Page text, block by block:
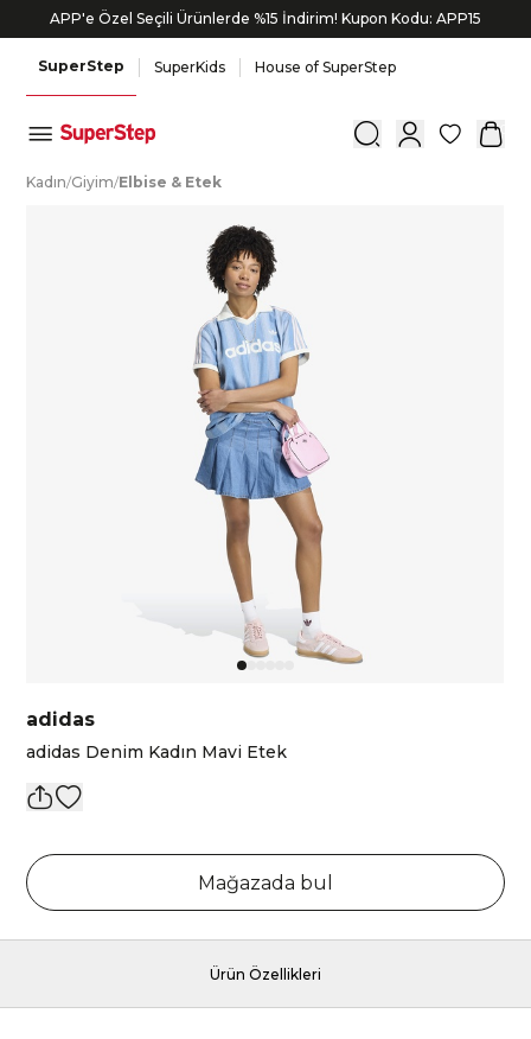
APP'e Özel Seçili Ürünlerde %15 İndirim! Kupon Kodu: APP15
SuperStep SuperKids House of SuperStep
0
Kadın/Giyim/E lbise & Etek
adidas
adidas Denim Kadın Mavi Etek
Mağazada bul
Ürün Özellikleri